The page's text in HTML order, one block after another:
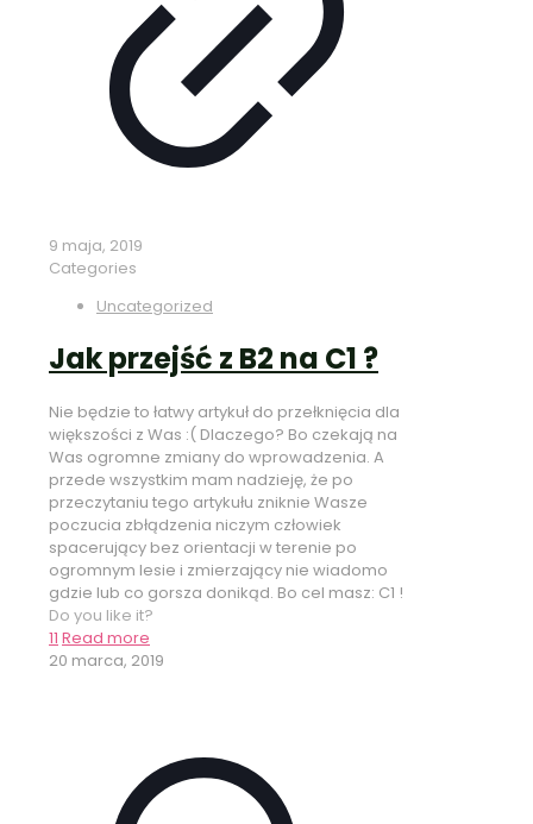
9 maja, 2019
Categories
Uncategorized
Jak przejść z B2 na C1 ?
Nie będzie to łatwy artykuł do przełknięcia dla
większości z Was :( Dlaczego? Bo czekają na
Was ogromne zmiany do wprowadzenia. A
przede wszystkim mam nadzieję, że po
przeczytaniu tego artykułu zniknie Wasze
poczucia zbłądzenia niczym człowiek
spacerujący bez orientacji w terenie po
ogromnym lesie i zmierzający nie wiadomo
gdzie lub co gorsza donikąd. Bo cel masz: C1 !
Do you like it?
11 Read more
20 marca, 2019